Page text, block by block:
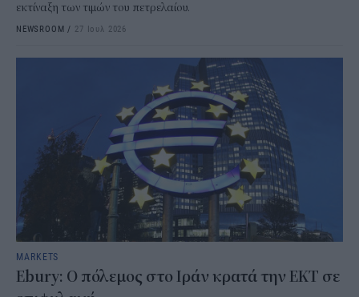
εκτίναξη των τιμών του πετρελαίου.
NEWSROOM / 27 Ιουλ 2026
MARKETS
Ebury: Ο πόλεμος στο Ιράν κρατά την ΕΚΤ σε